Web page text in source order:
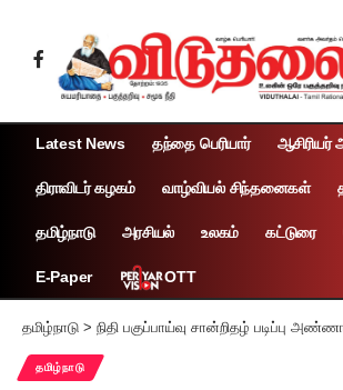
Latest News தந்தை பெரியார் ஆசிரியர்
திராவிடர் கழகம் வாழ்வியல் சிந்தனைகள்
தமிழ்நாடு அரசியல் உலகம் கட்டுரை
E-Paper OTT
தமிழ்நாடு > நிதி பகுப்பாய்வு சான்றிதழ் படிப்பு அண்ணா
தமிழ்நாடு